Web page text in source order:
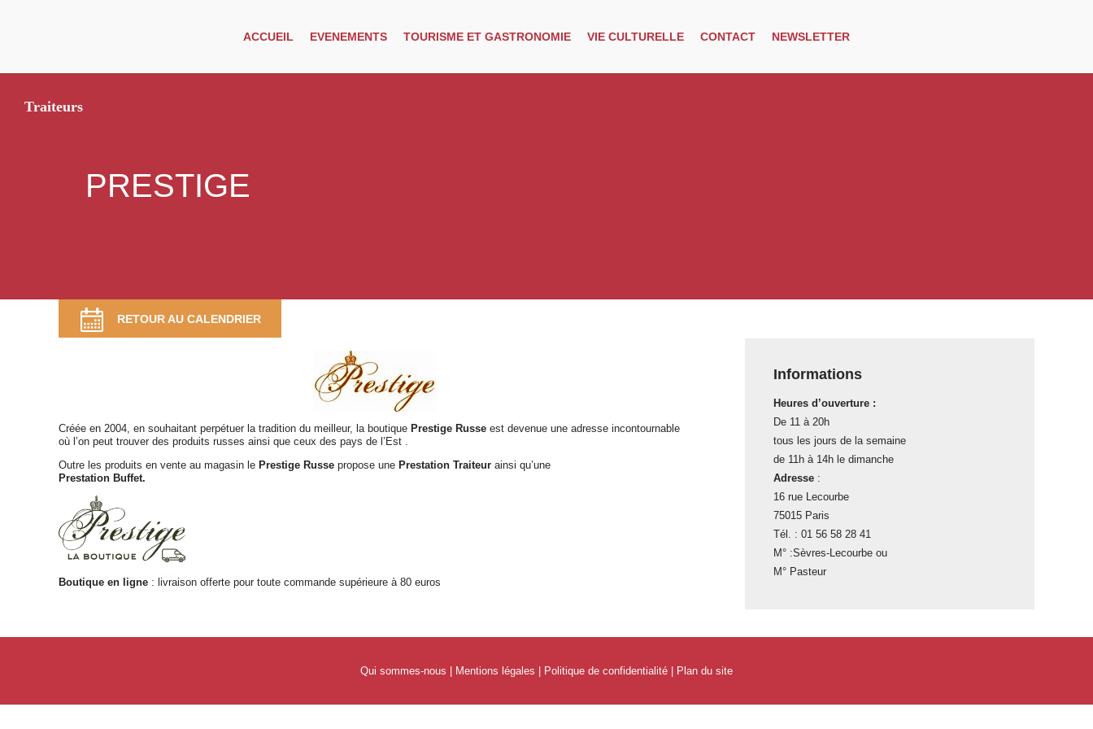
ACCUEIL EVENEMENTS TOURISME ET GASTRONOMIE VIE CULTURELLE CONTACT NEWSLETTER
Traiteurs
PRESTIGE
RETOUR AU CALENDRIER
Informations
Heures d’ouverture :
De 11 à 20h
tous les jours de la semaine
de 11h à 14h le dimanche
Adresse :
16 rue Lecourbe
75015 Paris
Tél. : 01 56 58 28 41
M° :Sèvres-Lecourbe ou
M° Pasteur
Créée en 2004, en souhaitant perpétuer la tradition du meilleur, la boutique Prestige Russe est devenue une adresse incontournable
où l’on peut trouver des produits russes ainsi que ceux des pays de l’Est .
Outre les produits en vente au magasin le Prestige Russe propose une Prestation Traiteur ainsi qu’une
Prestation Buffet.
Boutique en ligne : livraison offerte pour toute commande supérieure à 80 euros
Qui sommes-nous | Mentions légales | Politique de confidentialité | Plan du site